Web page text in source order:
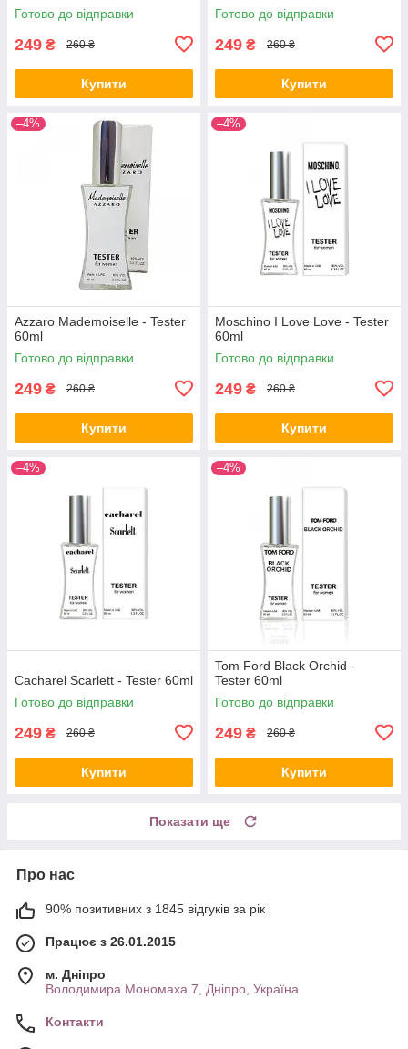
Готово до відправки
249 ₴ 260 ₴
Купити
Готово до відправки
249 ₴ 260 ₴
Купити
–4%
Azzaro Mademoiselle - Tester
60ml
Готово до відправки
249 ₴ 260 ₴
Купити
–4%
Moschino I Love Love - Tester
60ml
Готово до відправки
249 ₴ 260 ₴
Купити
–4%
Cacharel Scarlett - Tester 60ml
Готово до відправки
249 ₴ 260 ₴
Купити
–4%
Tom Ford Black Orchid -
Tester 60ml
Готово до відправки
249 ₴ 260 ₴
Купити
Показати ще
Про нас
90% позитивних з 1845 відгуків за рік
Працює з 26.01.2015
м. Дніпро
Володимира Мономаха 7, Дніпро, Україна
Контакти